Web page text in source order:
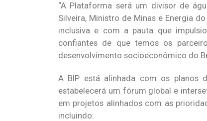
“A Plataforma será um divisor de
Silveira, Ministro de Minas e Energia
inclusiva e com a pauta que
confiantes de que temos os
desenvolvimento socioeconômico do
A BIP está alinhada com os planos
estabelecerá um fórum global e
em projetos alinhados com as
incluindo: